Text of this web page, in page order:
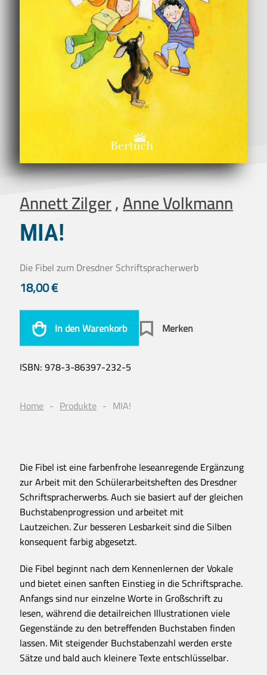
Annett Zilger,Anne Volkmann
MIA!
Die Fibel zum Dresdner Schriftspracherwerb
18,00€
In den Warenkorb Merken
ISBN:978-3-86397-232-5
Home Produkte MIA!
Die Fibel ist eine farbenfrohe leseanregende Ergänzung
zur Arbeit mit den Schülerarbeitsheften des Dresdner
Schriftspracherwerbs. Auch sie basiert auf der gleichen
Buchstabenprogression und arbeitet mit
Lautzeichen. Zur besseren Lesbarkeit sind die Silben
konsequent farbig abgesetzt.
Die Fibel beginnt nach dem Kennenlernen der Vokale
und bietet einen sanften Einstieg in die Schriftsprache.
Anfangs sind nur einzelne Worte in Großschrift zu
lesen, während die detailreichen Illustrationen viele
Gegenstände zu den betreffenden Buchstaben finden
lassen. Mit steigender Buchstabenzahl werden erste
Sätze und bald auch kleinere Texte entschlüsselbar.